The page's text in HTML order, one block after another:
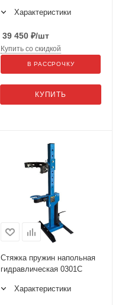
Характеристики
39 450 ₽/шт
КУПИТЬ
Купить со скидкой
В РАССРОЧКУ
Стяжка пружин напольная
гидравлическая 0301С
Характеристики